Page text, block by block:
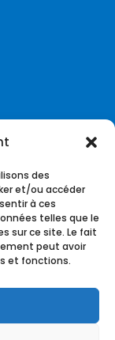
des
et/ou accéder
à ces
telles que le
sur ce site. Le fait
peut avoir
et fonctions.